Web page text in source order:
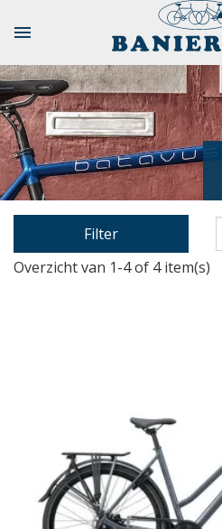

Filter
Overzicht van 1-4 of 4 item(s)